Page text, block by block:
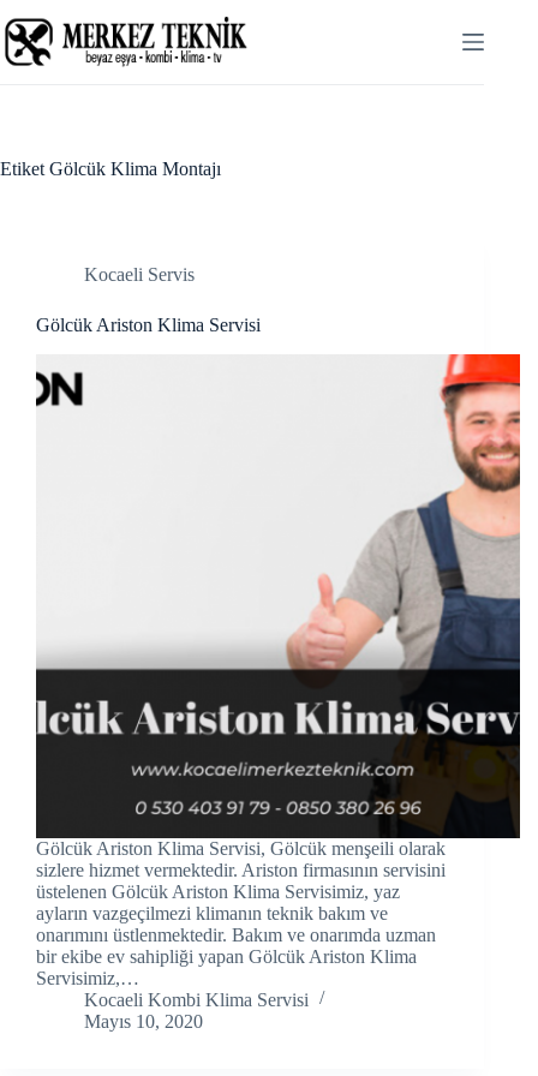
panel
panel
panel
Panel
panel
panel
panel
Panel
to
content
Etiket Gölcük Klima Montajı
Kocaeli Servis
Gölcük Ariston Klima Servisi
Gölcük Ariston Klima Servisi, Gölcük menşeili olarak
sizlere hizmet vermektedir. Ariston firmasının servisini
üstelenen Gölcük Ariston Klima Servisimiz, yaz
ayların vazgeçilmezi klimanın teknik bakım ve
onarımını üstlenmektedir. Bakım ve onarımda uzman
bir ekibe ev sahipliği yapan Gölcük Ariston Klima
Servisimiz,…
Kocaeli Kombi Klima Servisi
Mayıs 10, 2020